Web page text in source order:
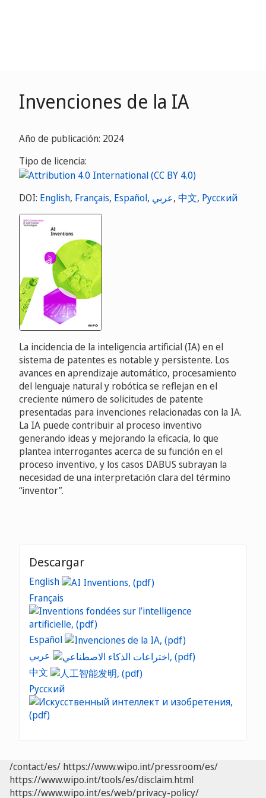
Invenciones de la IA
Año de publicación: 2024
Tipo de licencia:
DOI: English, Français, Español, عربي, 中文, Русский
La incidencia de la inteligencia artificial (IA) en el
sistema de patentes es notable y persistente. Los
avances en aprendizaje automático, procesamiento
del lenguaje natural y robótica se reflejan en el
creciente número de solicitudes de patente
presentadas para invenciones relacionadas con la IA.
La IA puede contribuir al proceso inventivo
generando ideas y mejorando la eficacia, lo que
plantea interrogantes acerca de su función en el
proceso inventivo, y los casos DABUS subrayan la
necesidad de una interpretación clara del término
“inventor”.
Descargar
English
Français
Español
中文
Русский
/contact/es/ https://www.wipo.int/pressroom/es/
https://www.wipo.int/tools/es/disclaim.html
https://www.wipo.int/es/web/privacy-policy/